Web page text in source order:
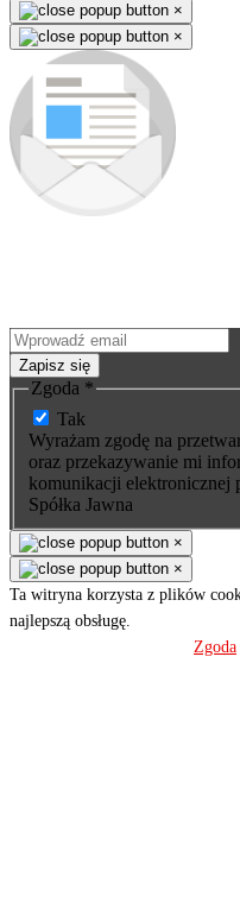
×
×
Zapisz się
Zgoda *
Tak
Wyrażam zgodę na
oraz przekazywanie mi
komunikacji
Spółka Jawna
×
×
Ta witryna korzysta z plików
najlepszą obsługę.
Zgoda